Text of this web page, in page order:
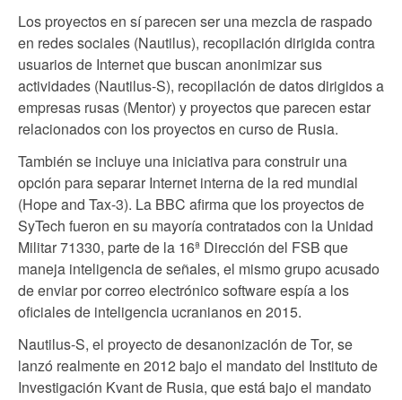
Los proyectos en sí parecen ser una mezcla de raspado
en redes sociales (Nautilus), recopilación dirigida contra
usuarios de Internet que buscan anonimizar sus
actividades (Nautilus-S), recopilación de datos dirigidos a
empresas rusas (Mentor) y proyectos que parecen estar
relacionados con los proyectos en curso de Rusia.
También se incluye una iniciativa para construir una
opción para separar Internet interna de la red mundial
(Hope and Tax-3). La BBC afirma que los proyectos de
SyTech fueron en su mayoría contratados con la Unidad
Militar 71330, parte de la 16ª Dirección del FSB que
maneja inteligencia de señales, el mismo grupo acusado
de enviar por correo electrónico software espía a los
oficiales de inteligencia ucranianos en 2015.
Nautilus-S, el proyecto de desanonización de Tor, se
lanzó realmente en 2012 bajo el mandato del Instituto de
Investigación Kvant de Rusia, que está bajo el mandato